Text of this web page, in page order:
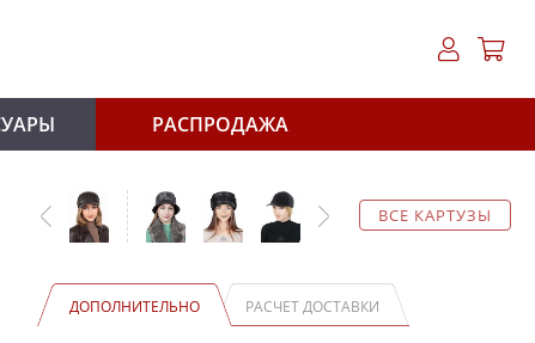
РАСПРОДАЖА
ВСЕ КАРТУЗЫ
ДОПОЛНИТЕЛЬНО РАСЧЕТ ДОСТАВКИ